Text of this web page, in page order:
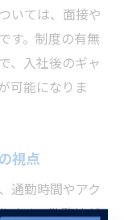
いては、面接や
す。制度の有無
、入社後のギャ
可能になりま
視点
通勤時間やアク
ます。勤務地が